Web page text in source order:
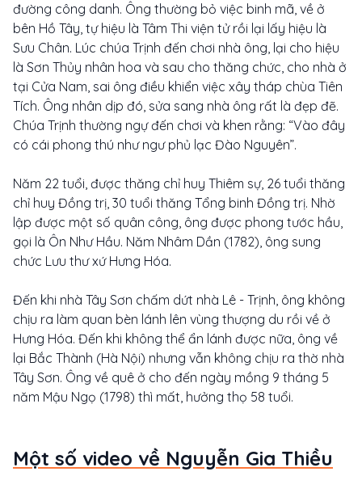
đường công danh. Ông thường bỏ việc binh mã, về ở
bên Hồ Tây, tự hiệu là Tâm Thi viện tử rồi lại lấy hiệu là
Sưu Chân. Lúc chúa Trịnh đến chơi nhà ông, lại cho hiệu
là Sơn Thủy nhân hoa và sau cho thăng chức, cho nhà ở
tại Cửa Nam, sai ông điều khiển việc xây tháp chùa Tiên
Tích. Ông nhân dịp đó, sửa sang nhà ông rất là đẹp đẽ.
Chúa Trịnh thường ngự đến chơi và khen rằng: “Vào đây
có cái phong thú như ngư phủ lạc Đào Nguyên”.
Năm 22 tuổi, được thăng chỉ huy Thiêm sự, 26 tuổi thăng
chỉ huy Đồng trị, 30 tuổi thăng Tổng binh Đồng trị. Nhờ
lập được một số quân công, ông được phong tước hầu,
gọi là Ôn Như Hầu. Năm Nhâm Dần (1782), ông sung
chức Lưu thư xứ Hưng Hóa.
Đến khi nhà Tây Sơn chấm dứt nhà Lê - Trịnh, ông không
chịu ra làm quan bèn lánh lên vùng thượng du rồi về ở
Hưng Hóa. Đến khi không thể ẩn lánh được nữa, ông về
lại Bắc Thành (Hà Nội) nhưng vẫn không chịu ra thờ nhà
Tây Sơn. Ông về quê ở cho đến ngày mồng 9 tháng 5
năm Mậu Ngọ (1798) thì mất, hưởng thọ 58 tuổi.
Một số video về Nguyễn Gia Thiều